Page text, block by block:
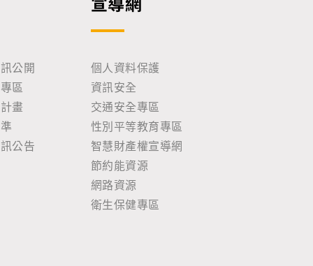
公開
區
畫
公告
個人資料保護
資訊安全
交通安全專區
性別平等教育專區
智慧財產權宣導網
節約能資源
網路資源
衛生保健專區